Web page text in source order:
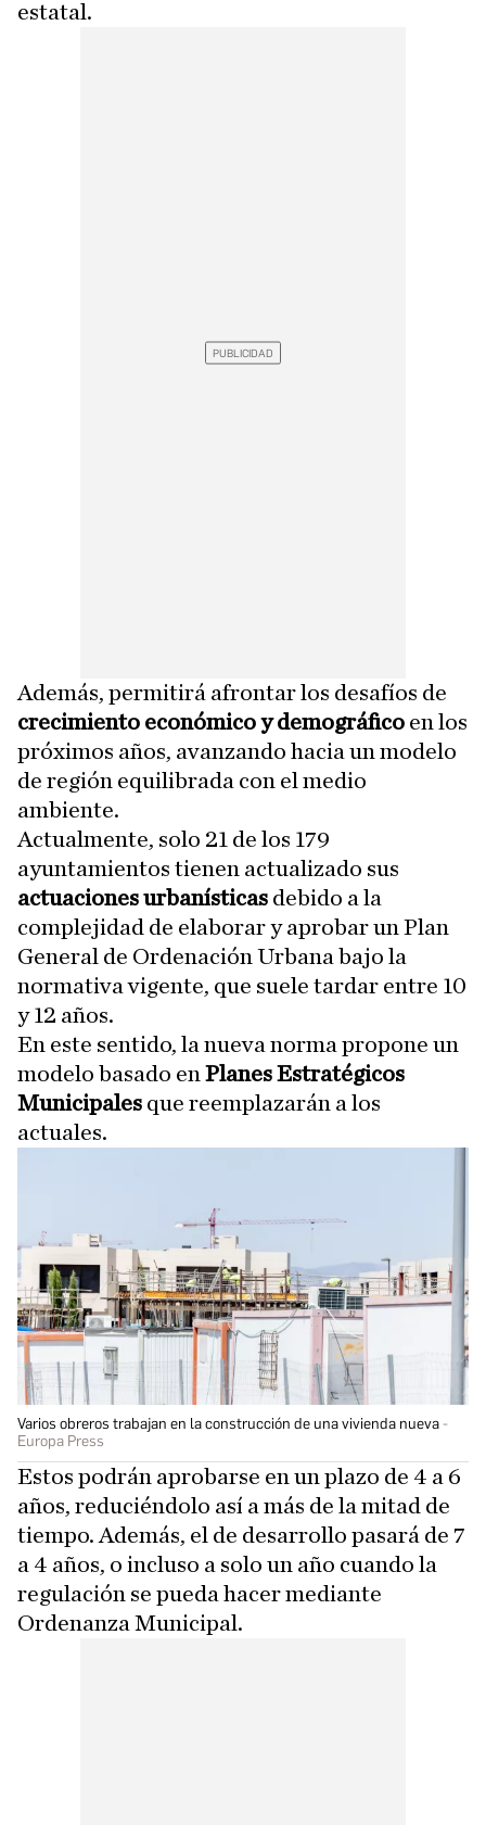
estatal.
Además, permitirá afrontar los desafíos de
crecimiento económico y demográfico en los
próximos años, avanzando hacia un modelo
de región equilibrada con el medio
ambiente.
Actualmente, solo 21 de los 179
ayuntamientos tienen actualizado sus
actuaciones urbanísticas debido a la
complejidad de elaborar y aprobar un Plan
General de Ordenación Urbana bajo la
normativa vigente, que suele tardar entre 10
y 12 años.
En este sentido, la nueva norma propone un
modelo basado en Planes Estratégicos
Municipales que reemplazarán a los
actuales.
Varios obreros trabajan en la construcción de una vivienda nueva
Europa Press
Estos podrán aprobarse en un plazo de 4 a 6
años, reduciéndolo así a más de la mitad de
tiempo. Además, el de desarrollo pasará de 7
a 4 años, o incluso a solo un año cuando la
regulación se pueda hacer mediante
Ordenanza Municipal.